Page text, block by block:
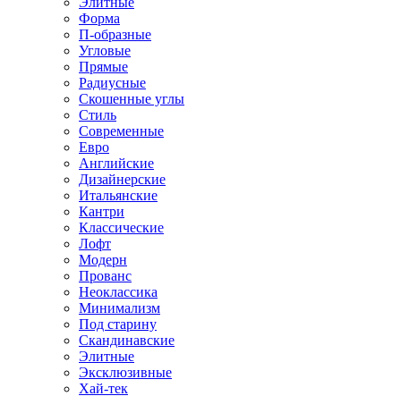
Форма
П-образные
Угловые
Прямые
Радиусные
Скошенные углы
Стиль
Современные
Евро
Английские
Дизайнерские
Итальянские
Кантри
Классические
Лофт
Модерн
Прованс
Неоклассика
Минимализм
Под старину
Скандинавские
Элитные
Эксклюзивные
Хай-тек